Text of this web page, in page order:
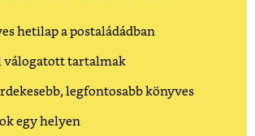
hetilap a postaládádban
válogatott tartalmak
legfontosabb könyves
egy helyen